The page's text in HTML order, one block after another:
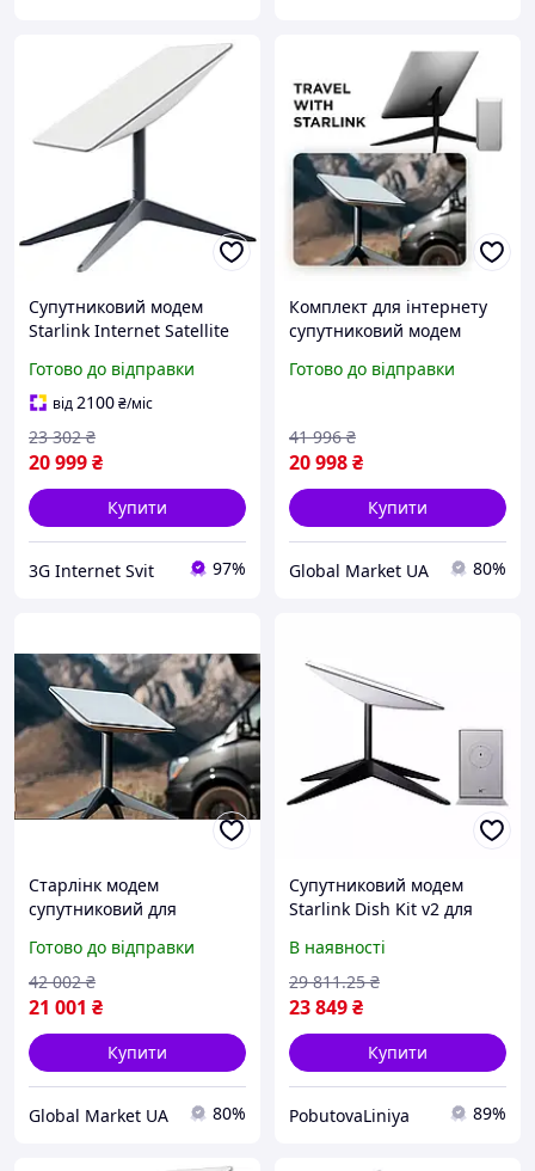
Супутниковий модем
Starlink Internet Satellite
Готово до відправки
від2100₴/міс
20 999₴
23 302 ₴
Купити
3G Internet Svit 97%
Комплект для інтернету
супутниковий модем
Kit v2, Супутникова
Готово до відправки
20 998₴
41 996 ₴
Купити
Global Market UA 80%
Старлінк модем
супутниковий для
Internet Satellite Dish Kit
v2, Супутниковий
термінал
Готово до відправки
21 001 ₴
42 002 ₴
Купити
Global Market UA 80%
Супутниковий модем
Starlink Dish Kit v2 для
інтернету в будинку й
офісі, Старлінк v2 у
комплекті
В наявності
23 849₴
29 811.25 ₴
Купити
PobutovaLiniya 89%